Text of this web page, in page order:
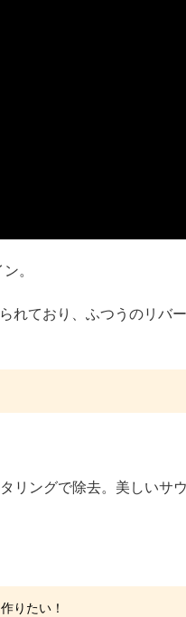
。
れており、ふつうのリバ
リングで除去。美しいサ
りたい！